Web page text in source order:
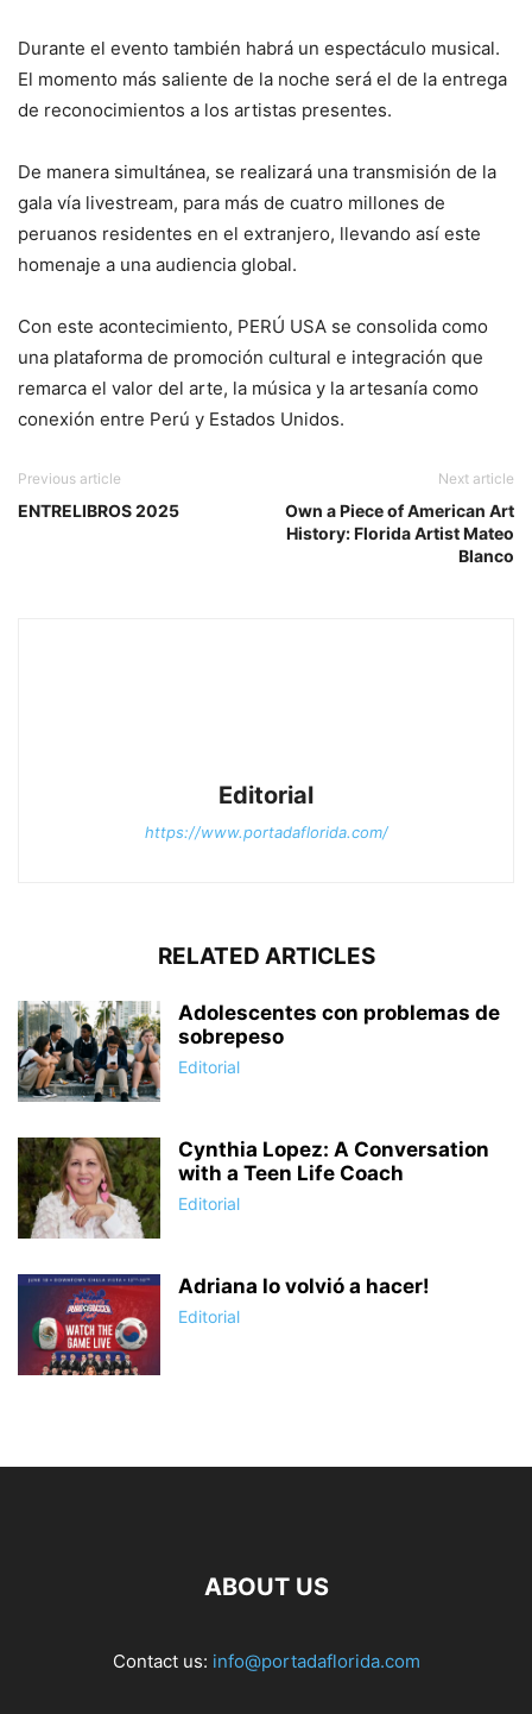
Durante el evento también habrá un espectáculo musical.
El momento más saliente de la noche será el de la entrega
de reconocimientos a los artistas presentes.
De manera simultánea, se realizará una transmisión de la
gala vía livestream, para más de cuatro millones de
peruanos residentes en el extranjero, llevando así este
homenaje a una audiencia global.
Con este acontecimiento, PERÚ USA se consolida como
una plataforma de promoción cultural e integración que
remarca el valor del arte, la música y la artesanía como
conexión entre Perú y Estados Unidos.
Previous article
ENTRELIBROS 2025
Next article
Own a Piece of American Art
History: Florida Artist Mateo
Blanco
Editorial
https://www.portadaflorida.com/
RELATED ARTICLES
Adolescentes con problemas de
sobrepeso
Editorial
Cynthia Lopez: A Conversation
with a Teen Life Coach
Editorial
Adriana lo volvió a hacer!
Editorial
ABOUT US
Contact us: info@portadaflorida.com